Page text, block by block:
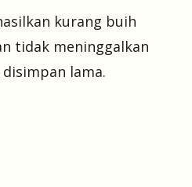
kurang buih
tidak meninggalkan
lama.